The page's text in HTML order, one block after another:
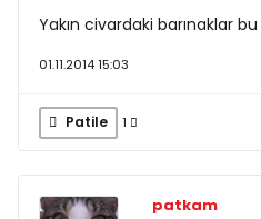
Yakın civardaki barınaklar
01.11.2014 15:03
Patile 1
patkam